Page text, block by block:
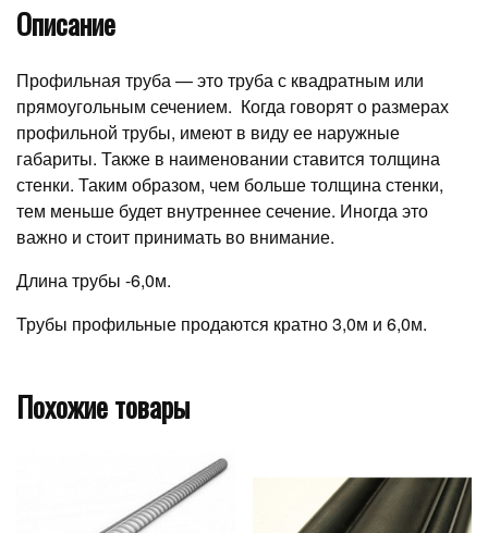
Описание
Профильная труба — это труба с квадратным или
прямоугольным сечением. Когда говорят о размерах
профильной трубы, имеют в виду ее наружные
габариты. Также в наименовании ставится толщина
стенки. Таким образом, чем больше толщина стенки,
тем меньше будет внутреннее сечение. Иногда это
важно и стоит принимать во внимание.
Длина трубы -6,0м.
Трубы профильные продаются кратно 3,0м и 6,0м.
Похожие товары